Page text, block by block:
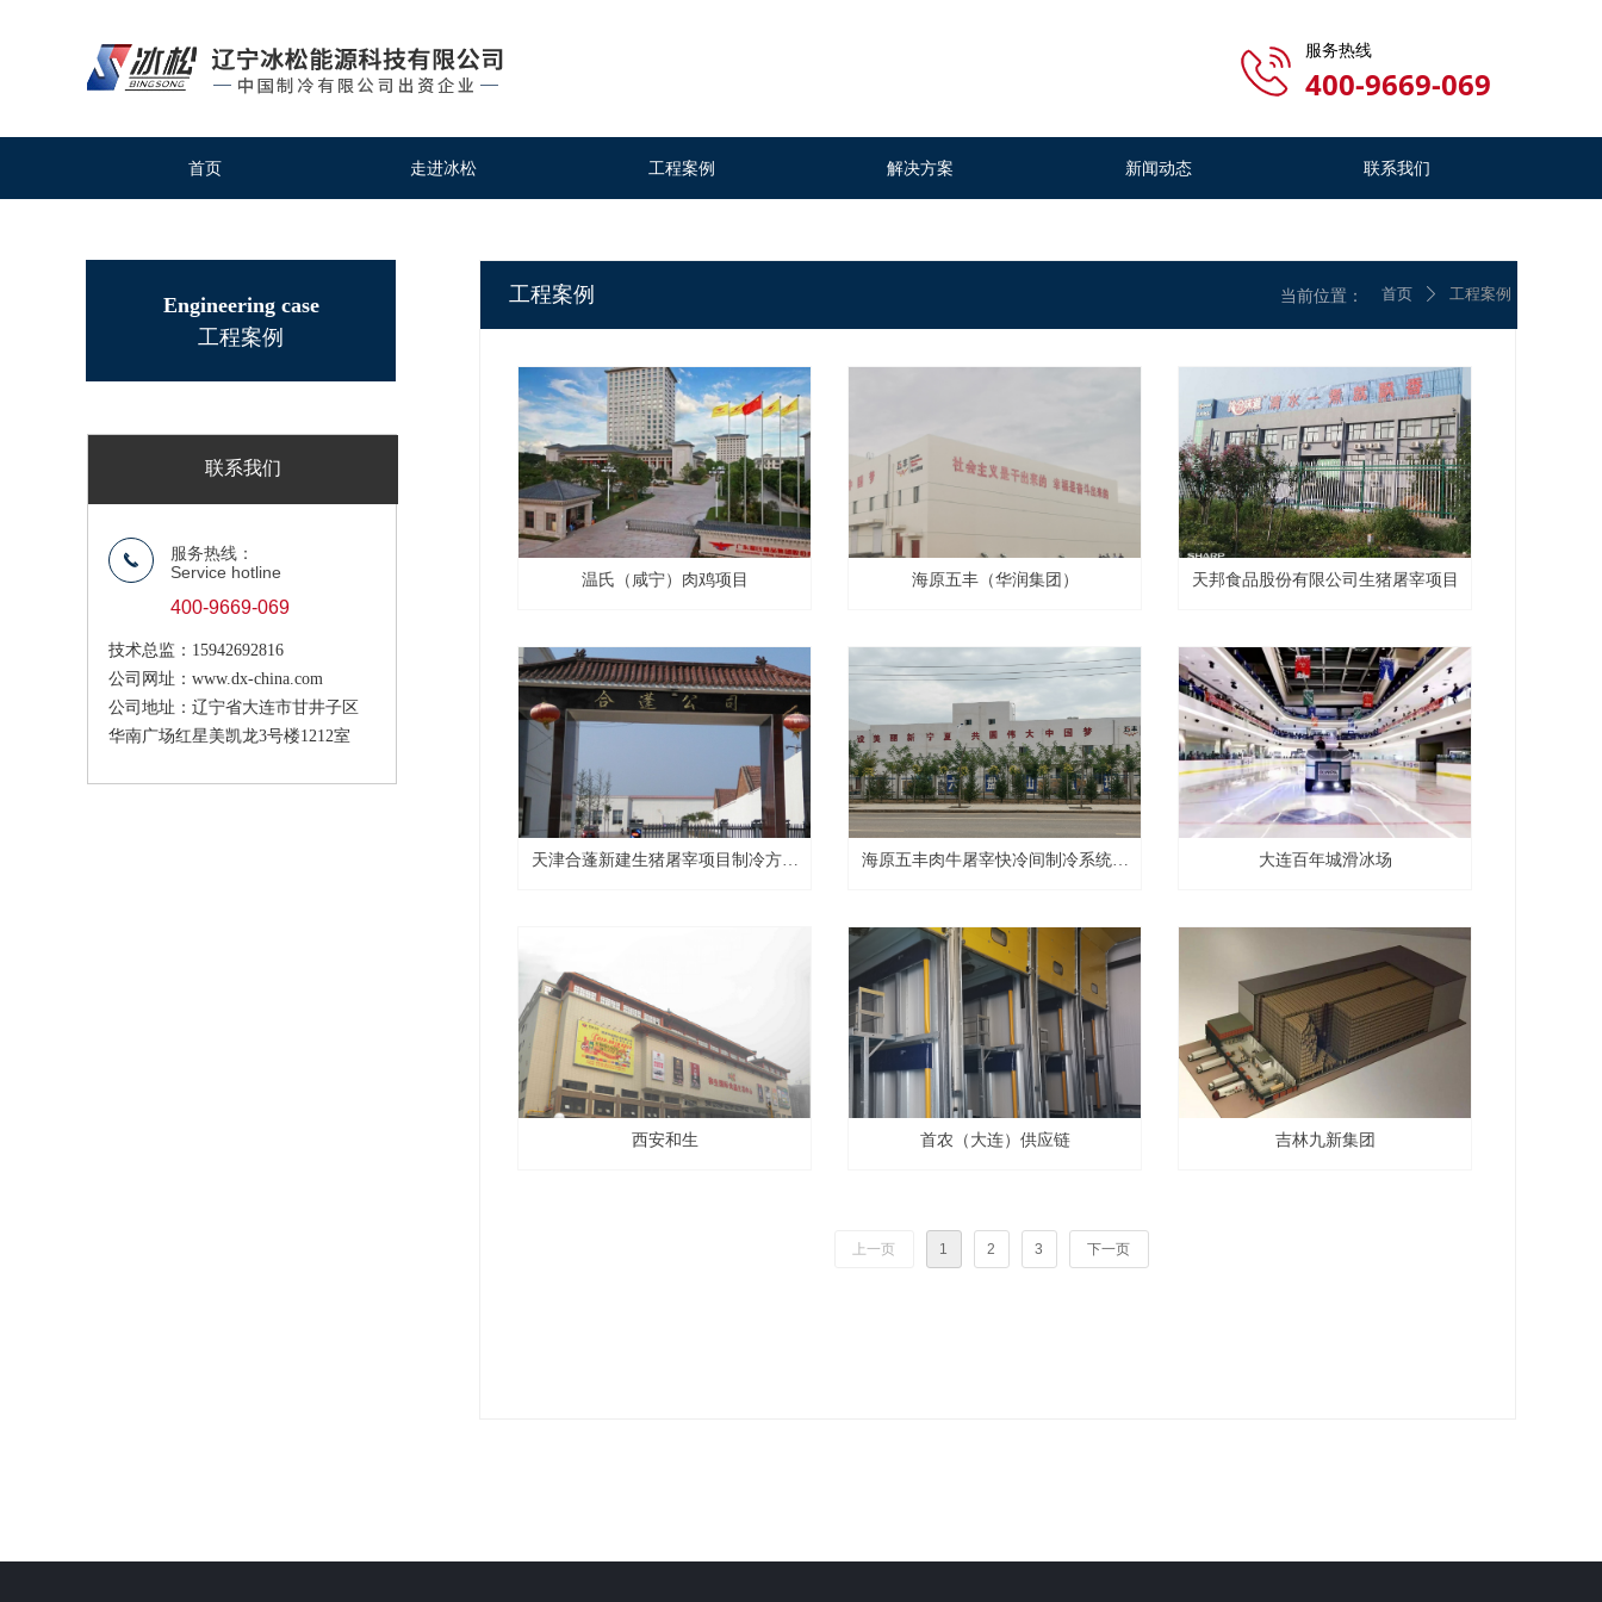
服务热线
400-9669-069
首页 走进冰松 工程案例 解决方案 新闻动态 联系我们
Engineering case
工程案例
工程案例 当前位置： 首页 ꄲ 工程案例
温氏（咸宁）肉鸡项目 海原五丰（华润集团） 天邦食品股份有限公司生猪屠宰项目
天津合蓬新建生猪屠宰项目制冷方案
海原五丰肉牛屠宰快冷间制冷系统项
大连百年城滑冰场
西安和生 首农（大连）供应链 吉林九新集团
上一页 1 2 3 下一页
联系我们
끅
服务热线：
Service hotline
400-9669-069
技术总监：15942692816
公司网址：www.dx-china.com
公司地址：辽宁省大连市甘井子区
华南广场红星美凯龙3号楼1212室